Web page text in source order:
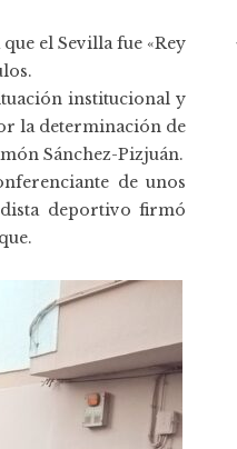
el Sevilla fue «Rey
institucional y
la determinación de
Sánchez-Pizjuán.
de unos
deportivo firmó